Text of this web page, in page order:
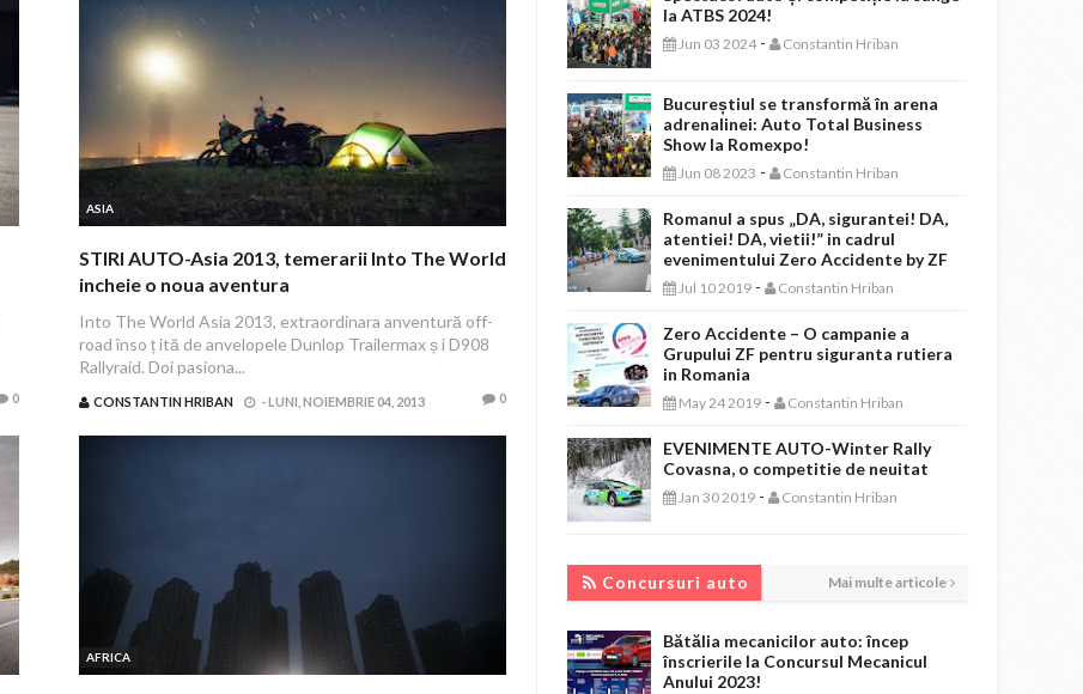
0
ASIA
STIRI AUTO-Asia 2013, temerarii Into The World
incheie o noua aventura
Into The World Asia 2013, extraordinara anventură off-
road înso ț ită de anvelopele Dunlop Trailermax ș i D908
Rallyraid. Doi pasiona...
CONSTANTIN HRIBAN -LUNI, NOIEMBRIE 04, 2013 0
AFRICA
la ATBS 2024!
Jun 03 2024 - Constantin Hriban
Bucureștiul se transformă în arena
adrenalinei: Auto Total Business
Show la Romexpo!
Jun 08 2023 - Constantin Hriban
Romanul a spus „DA, sigurantei! DA,
atentiei! DA, vietii!” in cadrul
evenimentului Zero Accidente by ZF
Jul 10 2019 - Constantin Hriban
Zero Accidente – O campanie a
Grupului ZF pentru siguranta rutiera
in Romania
May 24 2019 - Constantin Hriban
EVENIMENTE AUTO-Winter Rally
Covasna, o competitie de neuitat
Jan 30 2019 - Constantin Hriban
Concursuri auto Mai multe articole
Bătălia mecanicilor auto: încep
înscrierile la Concursul Mecanicul
Anului 2023!